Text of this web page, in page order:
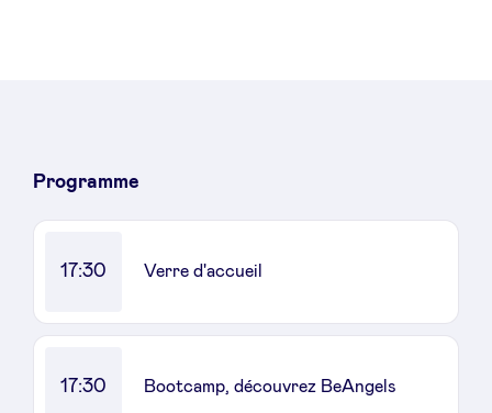
NXT Brussels - Groupe d'investissement
Pooling Services
Programme
17:30 Verre d'accueil
17:30 Bootcamp, découvrez BeAngels